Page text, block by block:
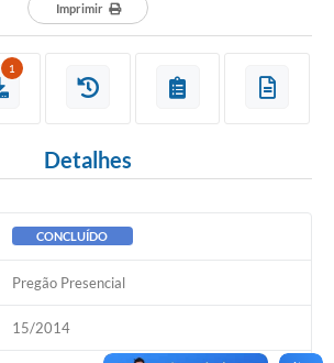
Imprimir
1
Detalhes
CONCLUÍDO
Pregão Presencial
15/2014